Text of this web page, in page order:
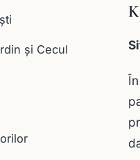
și Cecul